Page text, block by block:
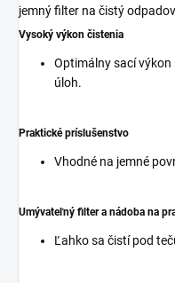
jemný filter na čistý
Vysoký výkon čistenia
Optimálny sací
úloh.
Praktické príslušenstvo
Vhodné na jemné
Umývateľný filter a nádoba na
Ľahko sa čistí pod